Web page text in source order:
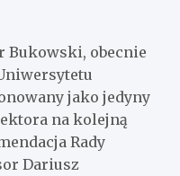
Bukowski, obecnie
jako jedyny
na kolejną
Rady
Dariusz